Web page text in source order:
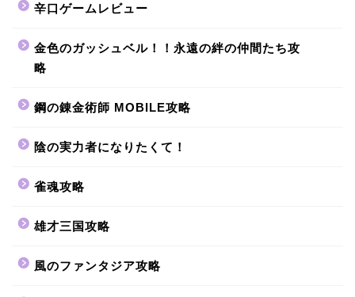
辛口ゲームレビュー
金色のガッシュベル！！永遠の絆の仲間たち攻
略
鋼の錬金術師 MOBILE攻略
陰の実力者になりたくて！
雀魂攻略
雄才三国攻略
風のファンタジア攻略